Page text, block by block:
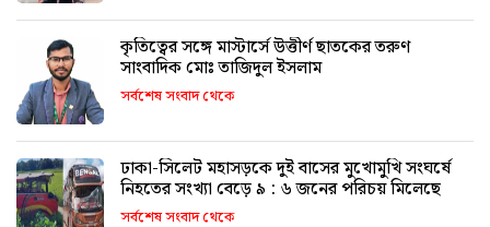
কৃতিত্বের সঙ্গে মাস্টার্সে উত্তীর্ণ ছাতকের তরুণ
সাংবাদিক মোঃ তাজিদুল ইসলাম
সর্বশেষ সংবাদ থেকে
ঢাকা-সিলেট মহাসড়কে দুই বাসের মুখোমুখি সংঘর্ষে
নিহতের সংখ্যা বেড়ে ৯ : ৬ জনের পরিচয় মিলেছে
সর্বশেষ সংবাদ থেকে